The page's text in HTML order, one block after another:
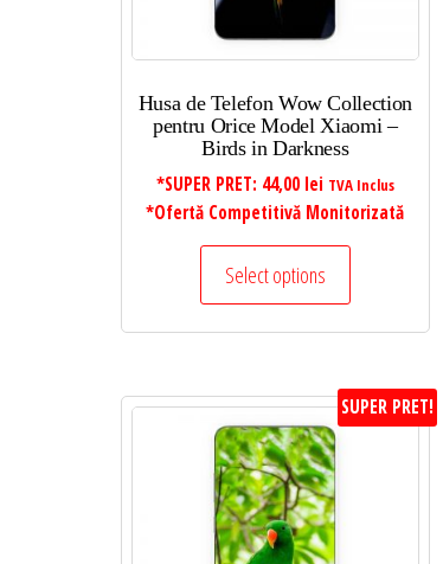
Husa de Telefon Wow Collection
pentru Orice Model Xiaomi –
Birds in Darkness
*SUPER PRET: 44,00 lei TVA Inclus
*Ofertă Competitivă Monitorizată
Select options
SUPER PRET!